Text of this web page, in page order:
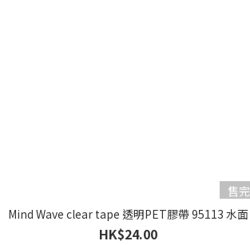
售完
Mind Wave clear tape 透明PET膠帶 95113 水面
HK$24.00